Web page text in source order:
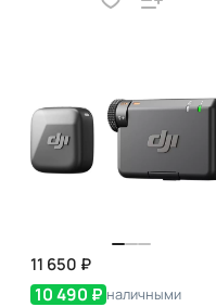
11 650 ₽
10 490 ₽ наличными